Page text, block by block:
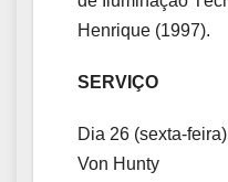
Henrique (1997).
SERVIÇO
Dia 26 (sexta-
Von Hunty